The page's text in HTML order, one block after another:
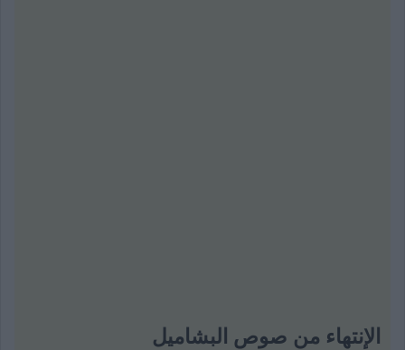
الإنتهاء من صوص البشاميل